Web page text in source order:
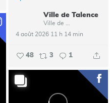
Ville de Talence
4 août 2026 11 h 14 min
48 3 1